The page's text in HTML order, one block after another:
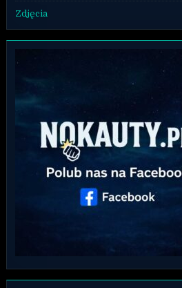
Zdjęcia